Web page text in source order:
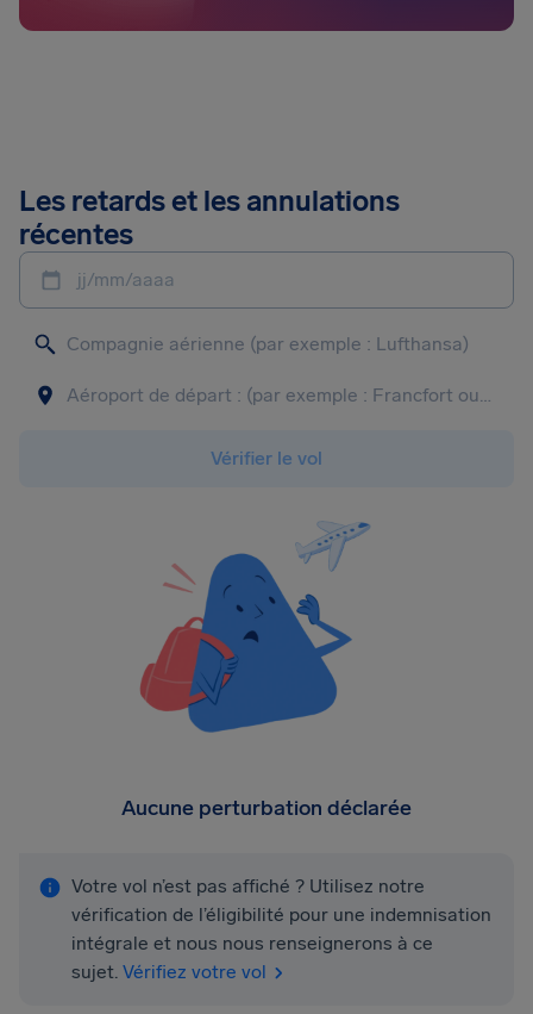
Les retards et les annulations
récentes
jj/mm/aaaa
Vérifier le vol
Aucune perturbation déclarée
Votre vol n’est pas affiché ? Utilisez notre
vérification de l’éligibilité pour une indemnisation
intégrale et nous nous renseignerons à ce
sujet. Vérifiez votre vol